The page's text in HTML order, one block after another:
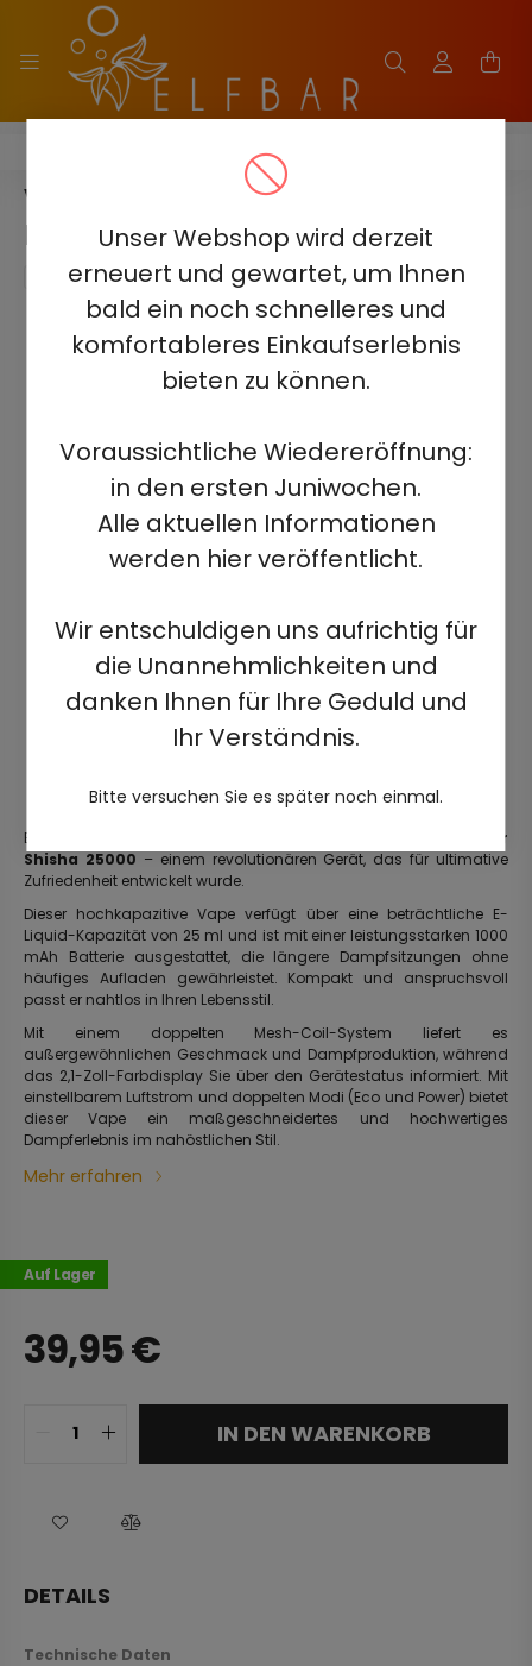
Unser Webshop wird derzeit
erneuert und gewartet, um Ihnen
bald ein noch schnelleres und
komfortableres Einkaufserlebnis
bieten zu können.
Voraussichtliche Wiedereröffnung:
in den ersten Juniwochen.
Alle aktuellen Informationen
werden hier veröffentlicht.
Wir entschuldigen uns aufrichtig für
die Unannehmlichkeiten und
danken Ihnen für Ihre Geduld und
Ihr Verständnis.
Bitte versuchen Sie es später noch einmal.
VOZOL GEAR SISHA 25000 - 0.5%
VOZOL GEAR SISHA 25000 - BLUE
RAZZ ICE 0.5% NICOTINE
Erleben Sie die Welt des Premium-Dampfens mit dem
Vozol Gear
Shisha 25000 – einem revolutionären Gerät, das für ultimative
Zufriedenheit entwickelt wurde.
Dieser hochkapazitive Vape verfügt über eine beträchtliche E-
Liquid-Kapazität von 25 ml und ist mit einer leistungsstarken 1000
mAh Batterie ausgestattet, die längere Dampfsitzungen ohne
häufiges Aufladen gewährleistet. Kompakt und anspruchsvoll
passt er nahtlos in Ihren Lebensstil.
Mit einem doppelten Mesh-Coil-System liefert es
außergewöhnlichen Geschmack und Dampfproduktion, während
das 2,1-Zoll-Farbdisplay Sie über den Gerätestatus informiert. Mit
einstellbarem Luftstrom und doppelten Modi (Eco und Power) bietet
dieser Vape ein maßgeschneidertes und hochwertiges
Dampferlebnis im nahöstlichen Stil.
Mehr erfahren
Auf Lager
39,95€
IN DEN WARENKORB
DETAILS
Technische Daten